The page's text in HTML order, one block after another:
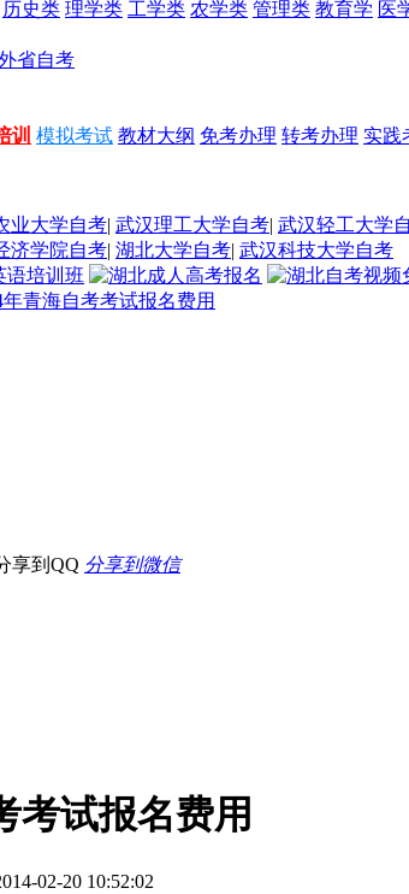
历史类 理学类 工学类 农学类 管理类 教育学 医
省自考
训 模拟考试 教材大纲 免考办理 转考办理 实践
业大学自考| 武汉理工大学自考| 武汉轻工大学
济学院自考| 湖北大学自考| 武汉科技大学自考
年青海自考考试报名费用
享到QQ 分享到微信
考试报名费用
02-20 10:52:02